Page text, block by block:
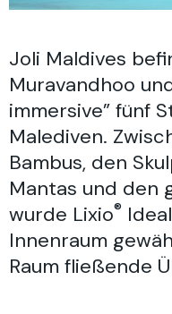
Joli Maldives
Muravandhoo
immersive” fünf
Malediven.
Bambus, den
Mantas und den
wurde Lixio®
Innenraum
Raum fließende